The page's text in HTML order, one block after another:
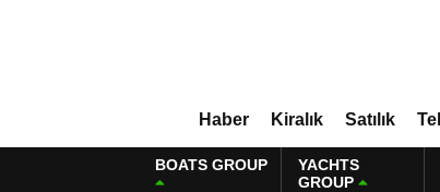
Haber Kiralık Satılık
BOATS GROUP
YACHTS
GROUP